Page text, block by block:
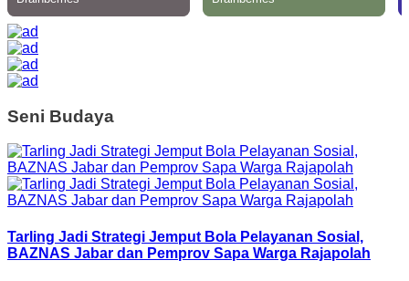
Seni Budaya
Tarling Jadi Strategi Jemput Bola Pelayanan Sosial,
BAZNAS Jabar dan Pemprov Sapa Warga Rajapolah